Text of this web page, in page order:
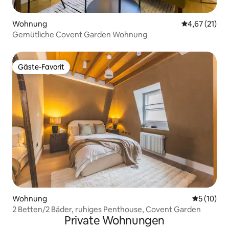
Wohnung
4,67 (21)
Gemütliche Covent Garden Wohnung
Gäste-Favorit
Gäste-Favorit
Wohnung
5 (10)
2 Betten/2 Bäder, ruhiges Penthouse, Covent Garden
Private Wohnungen